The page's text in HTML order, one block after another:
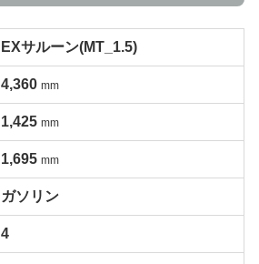
EXサルーン(MT_1.5)
4,360 mm
1,425 mm
1,695 mm
ガソリン
4